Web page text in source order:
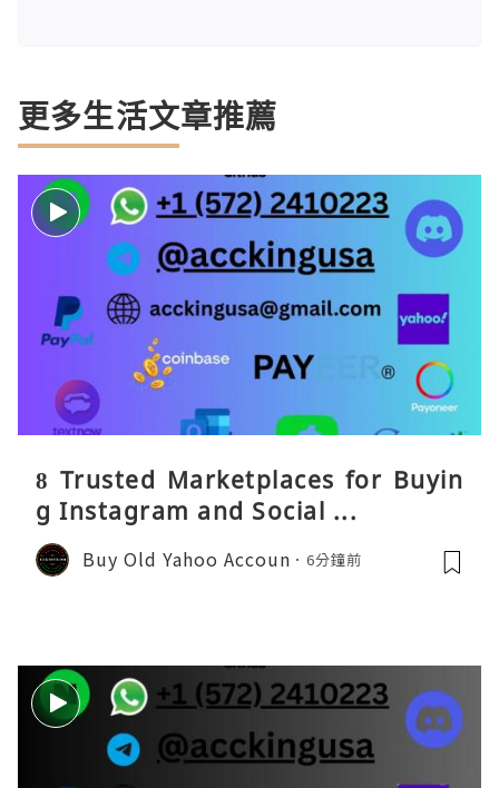
更多生活文章推薦
8 Trusted Marketplaces for Buyin
g Instagram and Social ...
Buy Old Yahoo Accoun 6分鐘前